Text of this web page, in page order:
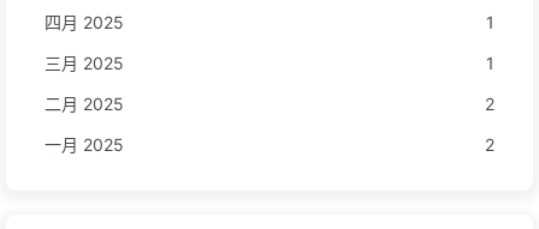
四月 2025
1
三月 2025
1
二月 2025
2
一月 2025
2